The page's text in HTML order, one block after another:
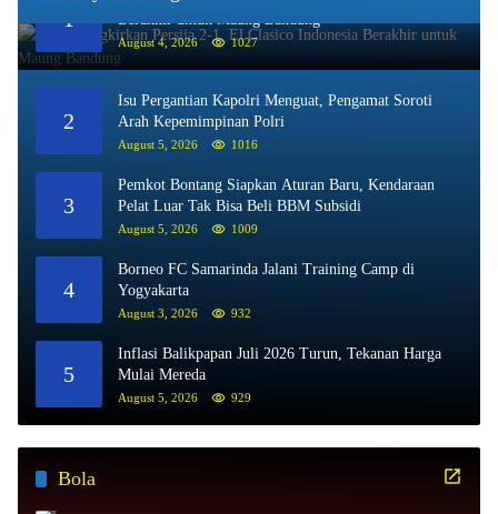
1
August 4, 2026 1027
2
Isu Pergantian Kapolri Menguat, Pengamat Soroti
Arah Kepemimpinan Polri
August 5, 2026 1016
3
Pemkot Bontang Siapkan Aturan Baru, Kendaraan
Pelat Luar Tak Bisa Beli BBM Subsidi
August 5, 2026 1009
4
Borneo FC Samarinda Jalani Training Camp di
Yogyakarta
August 3, 2026 932
5
Inflasi Balikpapan Juli 2026 Turun, Tekanan Harga
Mulai Mereda
August 5, 2026 929
Bola